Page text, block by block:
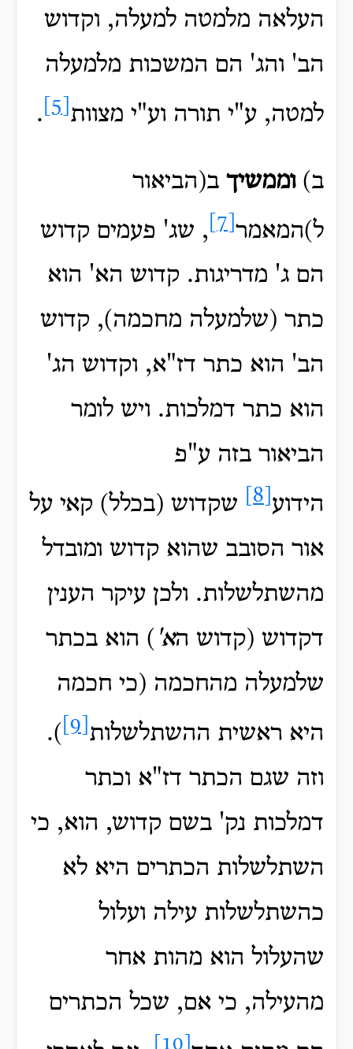
העלאה מלמטה למעלה, וקדוש
הב' והג' הם המשכות מלמעלה
למטה, ע"י תורה וע"י מצוות
.
ב)וממשיך ב(הביאור
ל)המאמר
, שג' פעמים קדוש
הם ג' מדריגות. קדוש הא' הוא
כתר (שלמעלה מחכמה), קדוש
הב' הוא כתר דז"א, וקדוש הג'
הוא כתר דמלכות. ויש לומר
הביאור בזה ע"פ
הידוע
שקדוש (בכלל) קאי על
אור הסובב שהוא קדוש ומובדל
מהשתלשלות. ולכן עיקר הענין
דקדוש (קדוש הא' ) הוא בכתר
שלמעלה מהחכמה (כי חכמה
היא ראשית ההשתלשלות
).
וזה שגם הכתר דז"א וכתר
דמלכות נק' בשם קדוש, הוא, כי
השתלשלות הכתרים היא לא
כהשתלשלות עילה ועלול
שהעלול הוא מהות אחר
מהעילה, כי אם, שכל הכתרים